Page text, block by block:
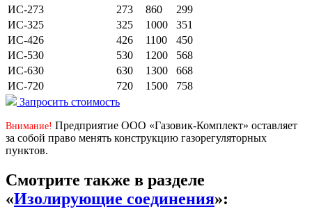
ИС-273
273 860
299
ИС-325
325 1000
351
ИС-426
426 1100
450
ИС-530
530 1200
568
ИС-630
630 1300
668
ИС-720
720 1500
758
Запросить стоимость
Внимание! Предприятие ООО «Газовик-Комплект» оставляет
за собой право менять конструкцию газорегуляторных
пунктов.
Смотрите также в разделе
«Изолирующие соединения»: